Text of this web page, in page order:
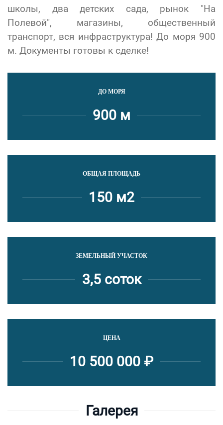
школы, два детских сада, рынок "На
Полевой", магазины, общественный
транспорт, вся инфраструктура! До моря 900
м. Документы готовы к сделке!
ДО МОРЯ
900 м
ОБЩАЯ ПЛОЩАДЬ
150 м2
ЗЕМЕЛЬНЫЙ УЧАСТОК
3,5 соток
ЦЕНА
10 500 000 ₽
Галерея